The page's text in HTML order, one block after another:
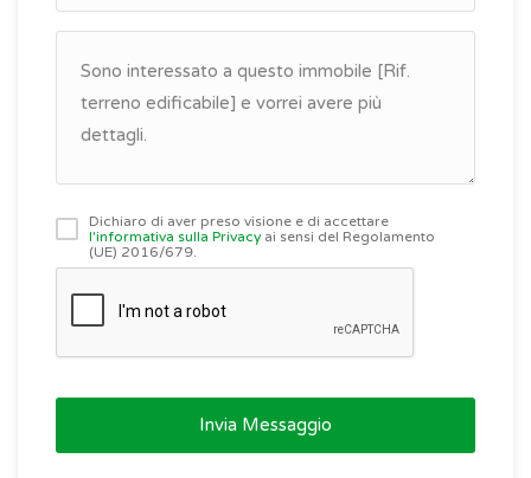
Dichiaro di aver preso visione e di accettare
l'informativa sulla Privacy ai sensi del Regolamento
(UE) 2016/679.
Invia Messaggio